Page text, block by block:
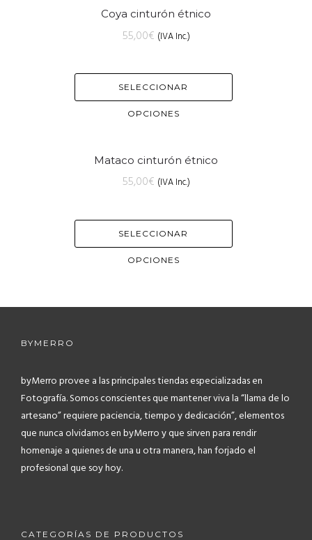
Coya cinturón étnico
55,00€ (IVA Inc.)
SELECCIONAR
OPCIONES
Mataco cinturón étnico
55,00€ (IVA Inc.)
SELECCIONAR
OPCIONES
BYMERRO
byMerro provee a las principales tiendas especializadas en
Fotografía.Somos conscientes que mantener viva la “llama de lo
artesano” requiere paciencia, tiempo y dedicación”, elementos
que nunca olvidamos en byMerro y que sirven para rendir
homenaje a quienes de una u otra manera, han forjado el
profesional que soy hoy.
CATEGORÍAS DE PRODUCTOS